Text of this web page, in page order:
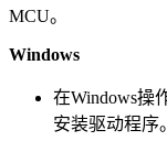
MCU。
Windows
在Windows操
安装驱动程序。